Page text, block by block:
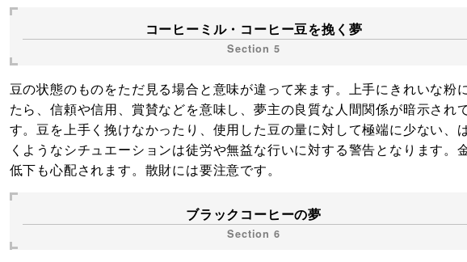
コーヒーミル・コーヒー豆を挽く夢
豆の状態のものをただ見る場合と意味が違って来ます。上手にきれいな粉
たら、信頼や信用、賞賛などを意味し、夢主の良質な人間関係が暗示され
す。豆を上手く挽けなかったり、使用した豆の量に対して極端に少ない、
くようなシチュエーションは徒労や無益な行いに対する警告となります。
低下も心配されます。散財には要注意です。
ブラックコーヒーの夢